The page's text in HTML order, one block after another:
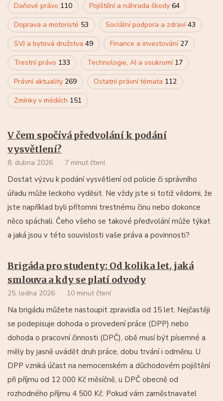
Daňové právo 110 Pojištění a náhrada škody 64
Doprava a motoristé 53 Sociální podpora a zdraví43
SVJ a bytová družstva 49 Finance a investování 27
Trestní právo 133 Technologie, AI a soukromí 17
Právní aktuality 269 Ostatní právní témata 112
Zmínky v médiích 151
V čem spočívá předvolání k podání
vysvětlení?
8. dubna 2026 7 minut čtení
Dostat výzvu k podání vysvětlení od policie či správního
úřadu může leckoho vyděsit. Ne vždy jste si totiž vědomi, že
jste například byli přítomni trestnému činu nebo dokonce
něco spáchali. Čeho všeho se takové předvolání může týkat
a jaká jsou v této souvislosti vaše práva a povinnosti?
Brigáda pro studenty: Od kolika let, jaká
smlouva a kdy se platí odvody
25. ledna 2026 10 minut čtení
Na brigádu můžete nastoupit zpravidla od 15 let. Nejčastěji
se podepisuje dohoda o provedení práce (DPP) nebo
dohoda o pracovní činnosti (DPČ), obě musí být písemné a
měly by jasně uvádět druh práce, dobu trvání i odměnu. U
DPP vzniká účast na nemocenském a důchodovém pojištění
při příjmu od 12 000 Kč měsíčně, u DPČ obecně od
rozhodného příjmu 4 500 Kč. Pokud vám zaměstnavatel